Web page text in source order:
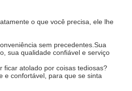
o que você precisa, ele lhe
sem precedentes.Sua
sua qualidade confiável e serviço
ficar atolado por coisas tediosas?
e confortável, para que se sinta